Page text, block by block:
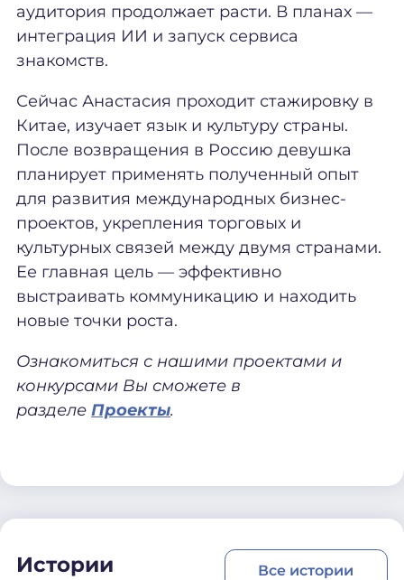
аудитория продолжает расти. В планах —
интеграция ИИ и запуск сервиса
знакомств.
Сейчас Анастасия проходит стажировку в
Китае, изучает язык и культуру страны.
После возвращения в Россию девушка
планирует применять полученный опыт
для развития международных бизнес-
проектов, укрепления торговых и
культурных связей между двумя странами.
Ее главная цель — эффективно
выстраивать коммуникацию и находить
новые точки роста.
Ознакомиться с нашими проектами и
конкурсами Вы сможете в
разделеПроекты.
Истории Все истории